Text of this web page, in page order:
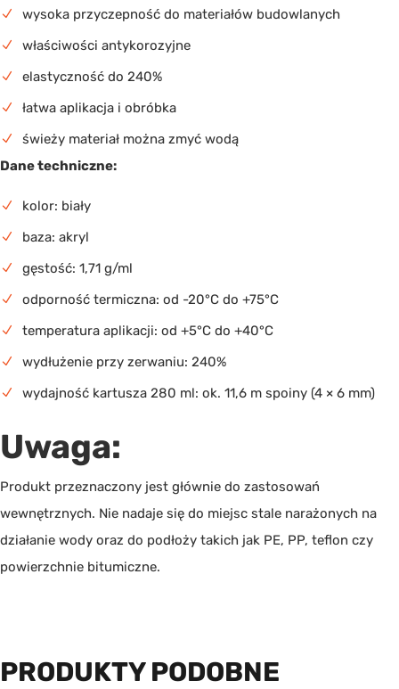
wysoka przyczepność do materiałów budowlanych
właściwości antykorozyjne
elastyczność do 240%
łatwa aplikacja i obróbka
świeży materiał można zmyć wodą
Dane techniczne:
kolor: biały
baza: akryl
gęstość: 1,71 g/ml
odporność termiczna: od -20°C do +75°C
temperatura aplikacji: od +5°C do +40°C
wydłużenie przy zerwaniu: 240%
wydajność kartusza 280 ml: ok. 11,6 m spoiny (4 × 6 mm)
Uwaga:
Produkt przeznaczony jest głównie do zastosowań
wewnętrznych. Nie nadaje się do miejsc stale narażonych na
działanie wody oraz do podłoży takich jak PE, PP, teflon czy
powierzchnie bitumiczne.
PRODUKTY PODOBNE